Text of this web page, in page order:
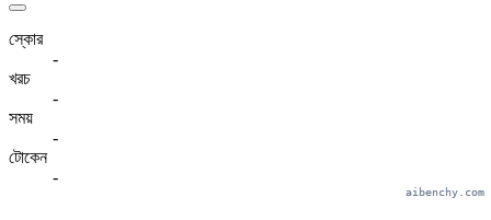
স্কোর
-
খরচ
-
সময়
-
টোকেন
-